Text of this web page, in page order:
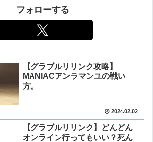
フォローする
【グラブルリリンク攻略】
MANIACアンラマンユの戦い
方。
2024.02.02
【グラブルリリンク】どんどん
オンライン行ってもいい？死ん